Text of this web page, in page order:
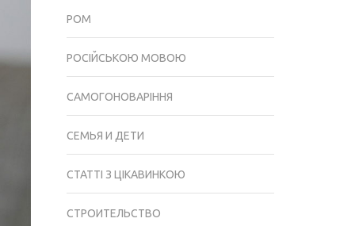
РОМ
РОСІЙСЬКОЮ МОВОЮ
САМОГОНОВАРІННЯ
СЕМЬЯ И ДЕТИ
СТАТТІ З ЦІКАВИНКОЮ
СТРОИТЕЛЬСТВО